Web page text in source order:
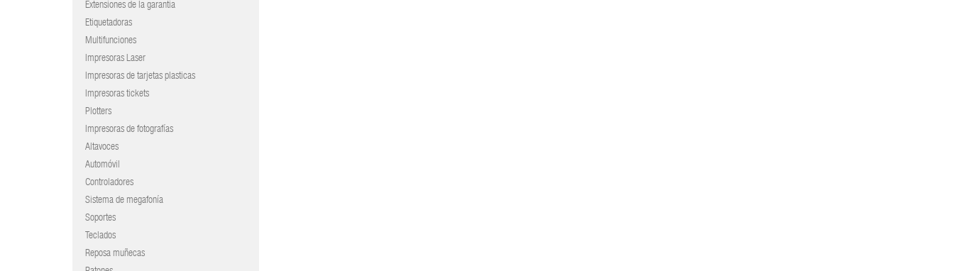
Extensiones de la garantia
Etiquetadoras
Multifunciones
Impresoras Laser
Impresoras de tarjetas plasticas
Impresoras tickets
Plotters
Impresoras de fotografías
Altavoces
Automóvil
Controladores
Sistema de megafonía
Soportes
Teclados
Reposa muñecas